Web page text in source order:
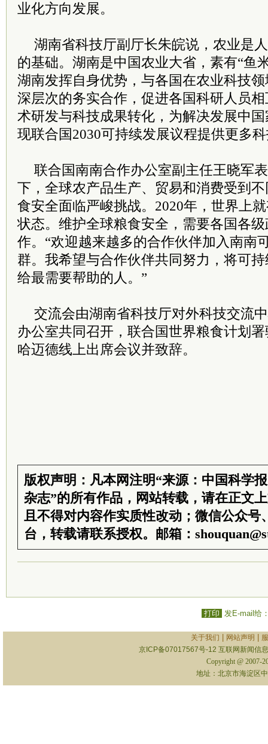
业化方向发展。
湖南省科技厅副厅长朱皖说，农业是
的基础。湖南是中国农业大省，素有“鱼
湖南发挥自身优势，与各国在农业科技
深层次的务实合作，促进各国科研人员
术研发与科技成果转化，为解决发展中
现联合国2030可持续发展议程提供更多
联合国南南合作办公室副主任王晓军
下，全球农产品生产、贸易和消费受到
食安全面临严峻挑战。2020年，世界上
状态。维护全球粮食安全，需要各国各
作。“欢迎越来越多的合作伙伴加入南南
群。我希望与合作伙伴共同努力，将可
给最需要帮助的人。”
交流会由湖南省科技厅对外科技交流
办公室共同召开，联合国世界粮食计划
哈迈德线上出席会议并致辞。
版权声明：凡本网注明“来源：中国科学
杂志”的所有作品，网站转载，请在正文
且不得对内容作实质性改动；微信公众号
台，转载请联系授权。邮箱：
打印 发E-mail给
关于我们 网站声明
京ICP备07017567号-12 互联网新闻信
Copyright @ 2007-
地址：北京市海淀区